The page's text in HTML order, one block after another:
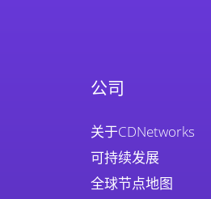
公司
关于CDNetworks
可持续发展
全球节点地图